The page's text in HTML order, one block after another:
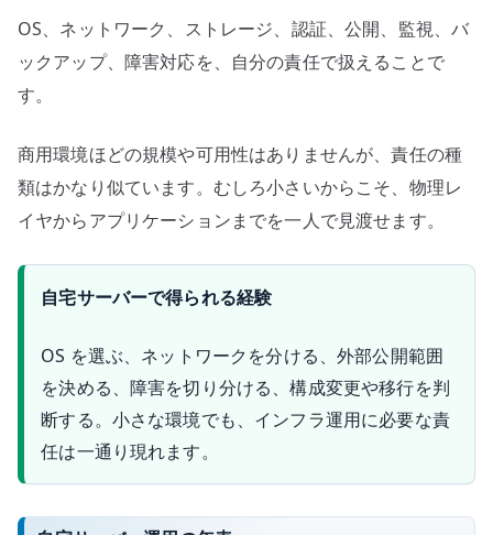
OS、ネットワーク、ストレージ、認証、公開、監視、バ
ックアップ、障害対応を、自分の責任で扱えることで
す。
商用環境ほどの規模や可用性はありませんが、責任の種
類はかなり似ています。むしろ小さいからこそ、物理レ
イヤからアプリケーションまでを一人で見渡せます。
自宅サーバーで得られる経験
OS を選ぶ、ネットワークを分ける、外部公開範囲
を決める、障害を切り分ける、構成変更や移行を判
断する。小さな環境でも、インフラ運用に必要な責
任は一通り現れます。